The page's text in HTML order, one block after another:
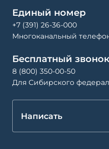
Единый номер
+7 (391) 26-36-000
Многоканальный
Бесплатный звонок
8 (800) 350-00-50
Для Сибирского
Написать